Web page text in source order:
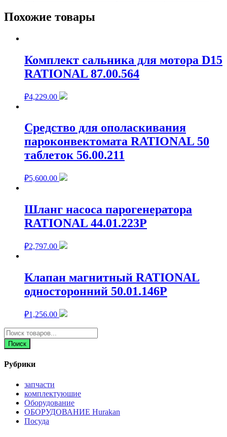
Похожие товары
Комплект сальника для мотора D15
RATIONAL 87.00.564
₽4,229.00
Средство для ополаскивания
пароконвектомата RATIONAL 50
таблеток 56.00.211
₽5,600.00
Шланг насоса парогенератора
RATIONAL 44.01.223P
₽2,797.00
Клапан магнитный RATIONAL
односторонний 50.01.146P
₽1,256.00
Поиск
товаров
Поиск
Рубрики
запчасти
комплектуюшие
Оборудование
ОБОРУДОВАНИЕ Hurakan
Посуда